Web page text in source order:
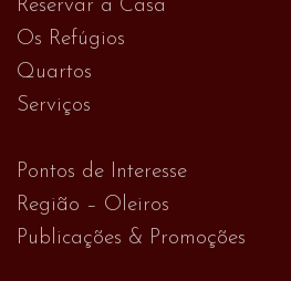
Reservar a Casa
Os Refúgios
Quartos
Serviços
Pontos de Interesse
Região – Oleiros
Publicações & Promoções